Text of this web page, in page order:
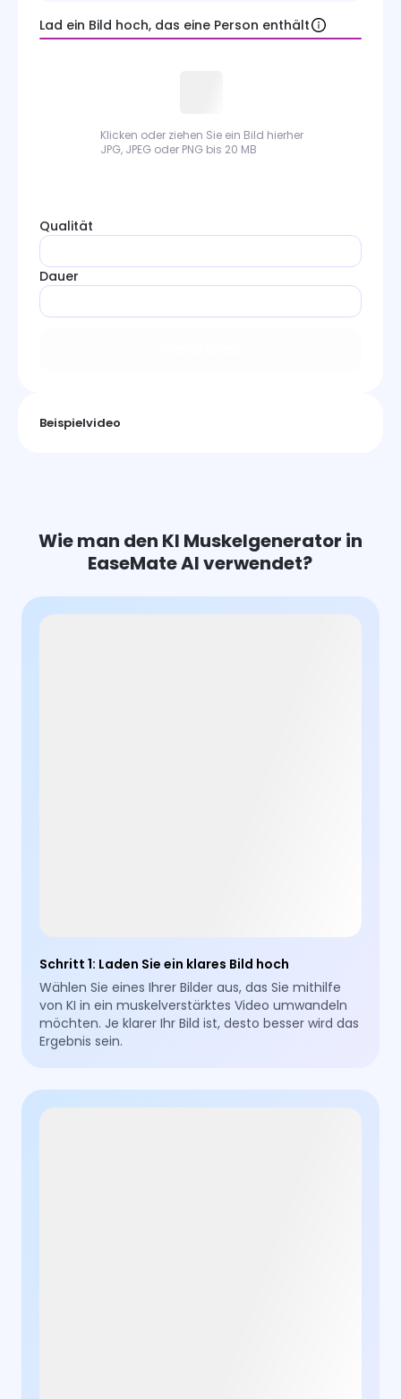
Video-Tools
Lad ein Bild hoch, das eine Person enthält
Klicken oder ziehen Sie ein Bild hierher
JPG, JPEG oder PNG bis 20 MB
Qualität
Dauer
Beispielvideo
Wie man den KI Muskelgenerator in
EaseMate AI verwendet?
Schritt 1: Laden Sie ein klares Bild hoch
Wählen Sie eines Ihrer Bilder aus, das Sie mithilfe
von KI in ein muskelverstärktes Video umwandeln
möchten. Je klarer Ihr Bild ist, desto besser wird das
Ergebnis sein.